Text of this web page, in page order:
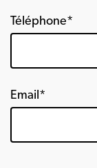
Téléphone*
Email*